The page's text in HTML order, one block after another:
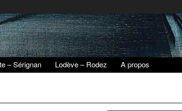
– Sérignan Lodève – Rodez A propos